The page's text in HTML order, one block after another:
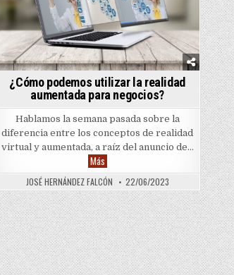
¿Cómo podemos utilizar la realidad
aumentada para negocios?
Hablamos la semana pasada sobre la
diferencia entre los conceptos de realidad
virtual y aumentada, a raíz del anuncio de…
Más¿Cómo podemos utilizar la realidad
JOSÉ HERNÁNDEZ FALCÓN
22/06/2023